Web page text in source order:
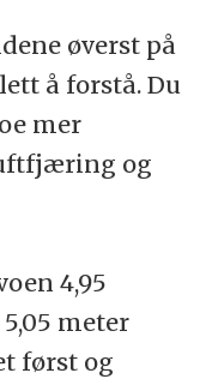
øverst på
å forstå. Du
mer
og
4,95
meter
først og